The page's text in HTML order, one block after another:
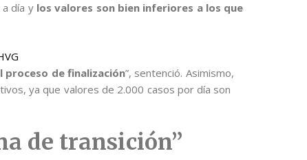
día y los valores son bien inferiores a los que
proceso de finalización”, sentenció. Asimismo,
ya que valores de 2.000 casos por día son
de transición”